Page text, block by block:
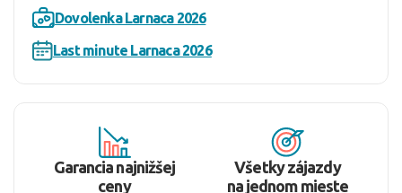
Dovolenka Larnaca 2026
Last minute Larnaca 2026
Garancia najnižšej
ceny
Všetky zájazdy
na jednom mieste